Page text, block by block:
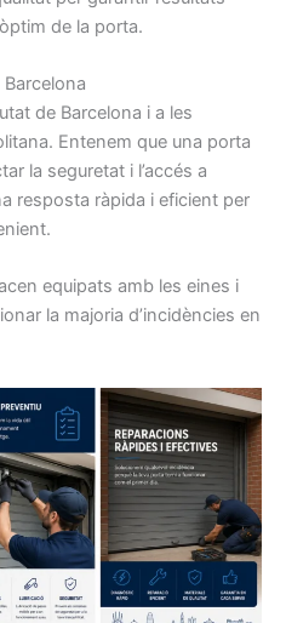
de la porta.
de Barcelona i a les
Entenem que una porta
la seguretat i l’accés a
resposta ràpida i eficient per
equipats amb les eines i
la majoria d’incidències en